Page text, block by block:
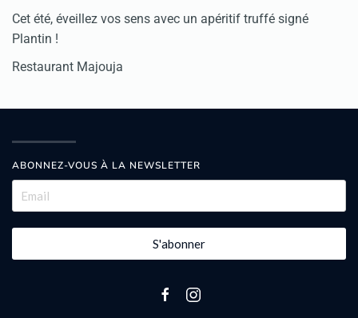
Cet été, éveillez vos sens avec un apéritif truffé signé
Plantin !
Restaurant Majouja
ABONNEZ-VOUS À LA NEWSLETTER
S'abonner